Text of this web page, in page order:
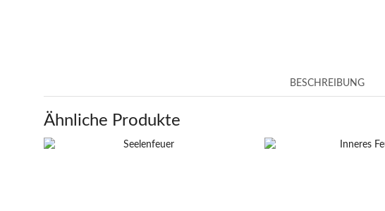
BESCHREIBUNG
Ähnliche Produkte